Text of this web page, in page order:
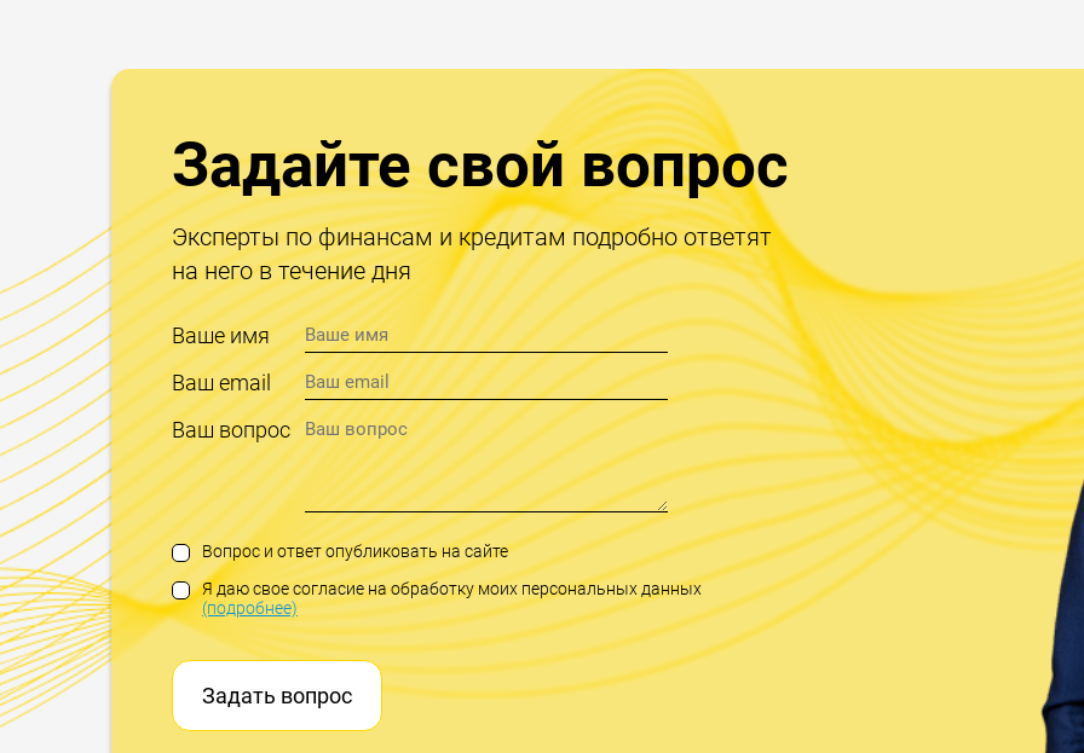
Задайте свой вопрос
Эксперты по финансам и кредитам подробно ответят
на него в течение дня
Ваше имя
Ваш email
Ваш вопрос
Вопрос и ответ опубликовать на сайте
Я даю свое согласие на обработку моих персональных данных
(подробнее)
Задать вопрос